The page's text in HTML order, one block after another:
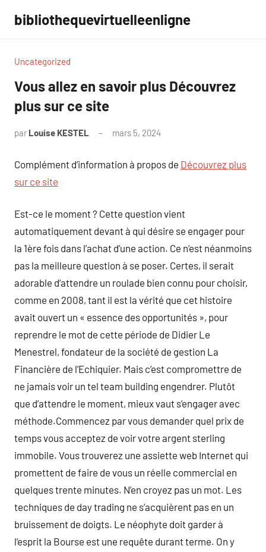
contenu
bibliothequevirtuelleenligne
Uncategorized
Vous allez en savoir plus Découvrez
plus sur ce site
par Louise KESTEL mars 5, 2024
Complément d’information à propos de Découvrez plus
sur ce site
Est-ce le moment ? Cette question vient
automatiquement devant à qui désire se engager pour
la 1ère fois dans l’achat d’une action. Ce n’est néanmoins
pas la meilleure question à se poser. Certes, il serait
adorable d’attendre un roulade bien connu pour choisir,
comme en 2008, tant il est la vérité que cet histoire
avait ouvert un « essence des opportunités », pour
reprendre le mot de cette période de Didier Le
Menestrel, fondateur de la société de gestion La
Financière de l’Echiquier. Mais c’est compromettre de
ne jamais voir un tel team building engendrer. Plutôt
que d’attendre le moment, mieux vaut s’engager avec
méthode.Commencez par vous demander quel prix de
temps vous acceptez de voir votre argent sterling
immobile. Vous trouverez une assiette web Internet qui
promettent de faire de vous un réelle commercial en
quelques trente minutes. N’en croyez pas un mot. Les
techniques de day trading ne s’acquièrent pas en un
bruissement de doigts. Le néophyte doit garder à
l’esprit la Bourse est une requête durant terme. On y